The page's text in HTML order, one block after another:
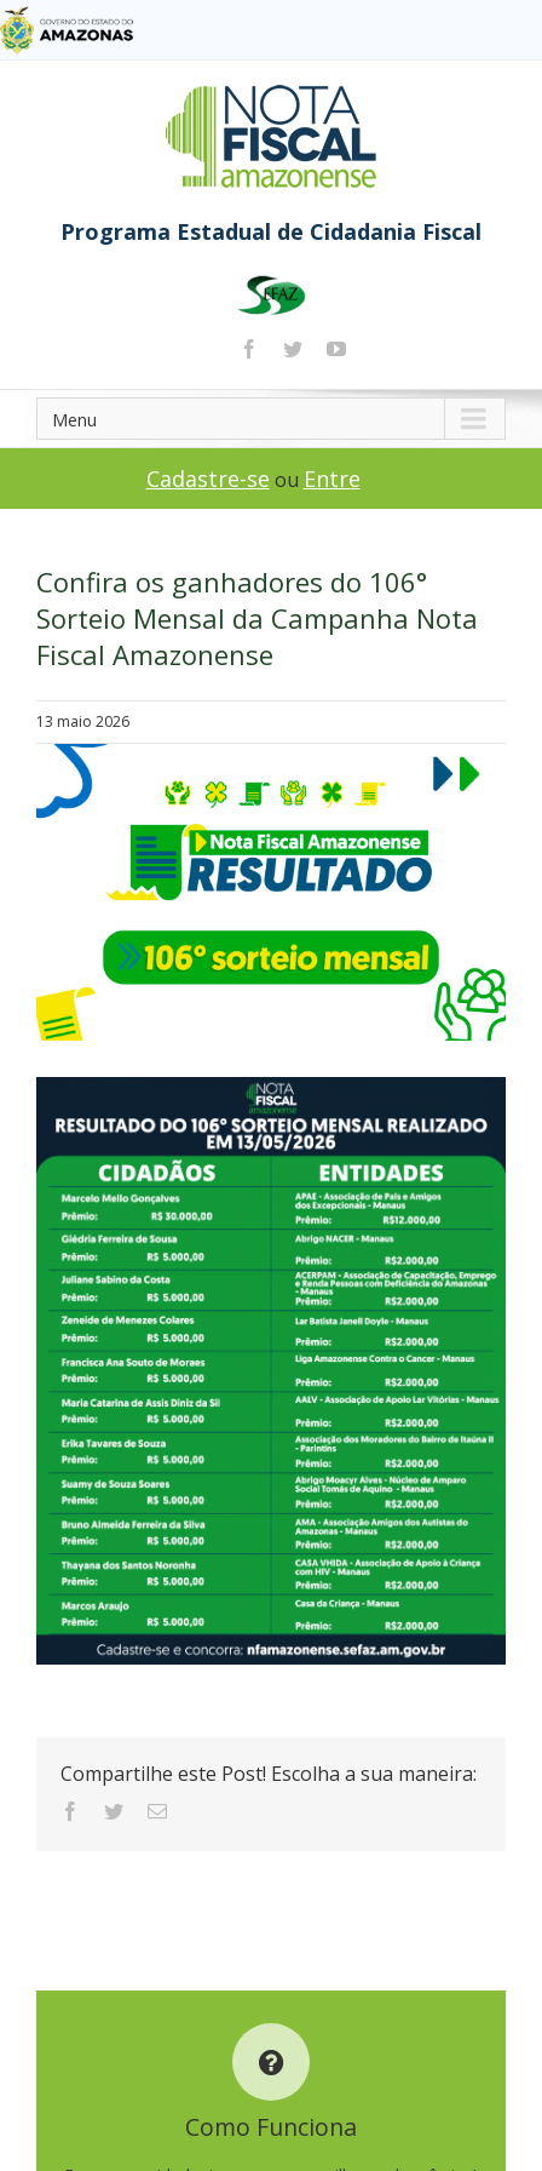
Programa Estadual de Cidadania Fiscal
Menu
Cadastre-se ou Entre
Confira os ganhadores do 106°
Sorteio Mensal da Campanha Nota
Fiscal Amazonense
13 maio 2026
Compartilhe este Post! Escolha a sua maneira:
Como Funciona
COMO FUNCIONA
SAIBA MAIS